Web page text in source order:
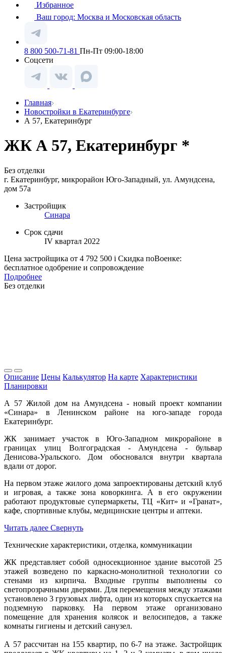
Избранное
Ваш город: Москва и Московская область
8 800 500-71-81 Пн-Пт 09:00-18:00
Соцсети
Главная
Новостройки в Екатеринбурге
А 57, Екатеринбург
ЖК А 57, Екатеринбург *
Без отделки
г. Екатеринбург, микрорайон Юго-Западный, ул. Амундсена,
дом 57а
Застройщик
Синара
Срок сдачи
IV квартал 2022
Цена застройщика от 4 792 500 i Скидка поВоенке:
бесплатное одобрение и сопровождение
Подробнее
Без отделки
Описание Цены Калькулятор На карте Характеристики
Планировки
А 57 Жилой дом на Амундсена - новый проект компании
«Синара» в Ленинском районе на юго-западе города
Екатеринбург.
ЖК занимает участок в Юго-Западном микрорайоне в
границах улиц Волгоградская - Амундсена - бульвар
Денисова-Уральского. Дом обосновался внутри квартала
вдали от дорог.
На первом этаже жилого дома запроектированы детский клуб
и игровая, а также зона коворкинга. А в его окружении
работают продуктовые супермаркеты, ТЦ «Кит» и «Гранат»,
кафе, спортивные клубы, медицинские центры и аптеки.
Читать далее Свернуть
Технические характеристики, отделка, коммуникации
ЖК представляет собой односекционное здание высотой 25
этажей возведено по каркасно-монолитной технологии со
стенами из кирпича. Входные группы выполнены со
светопрозрачными дверями. Для перемещения между этажами
установлено 3 грузовых лифта, один из которых спускается на
подземную парковку. На первом этаже организовано
помещение для хранения колясок и велосипедов, а также
комнаты гигиены и детский санузел.
А 57 рассчитан на 155 квартир, по 6-7 на этаже. Застройщик